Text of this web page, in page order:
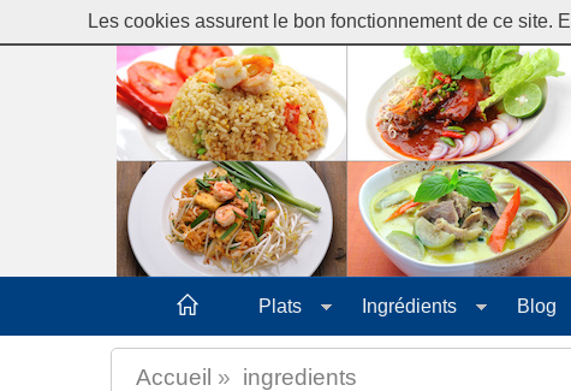
MANGERTHAI-GUIDE
Plats Ingrédients Blog
Accueil » ingredients
Les cookies assurent le bon fonctionnement de ce site.